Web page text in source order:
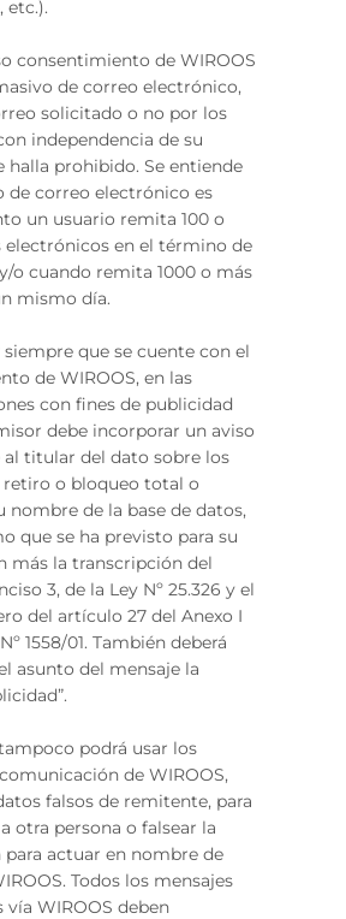
etc.).
consentimiento de WIROOS
de correo electrónico,
solicitado o no por los
independencia de su
halla prohibido. Se entiende
de correo electrónico es
un usuario remita 100 o
electrónicos en el término de
o cuando remita 1000 o más
mismo día.
que se cuente con el
de WIROOS, en las
con fines de publicidad
debe incorporar un aviso
titular del dato sobre los
retiro o bloqueo total o
nombre de la base de datos,
que se ha previsto para su
más la transcripción del
3, de la Ley Nº 25.326 y el
del artículo 27 del Anexo I
1558/01. También deberá
asunto del mensaje la
tampoco podrá usar los
de WIROOS,
falsos de remitente, para
otra persona o falsear la
actuar en nombre de
Todos los mensajes
WIROOS deben